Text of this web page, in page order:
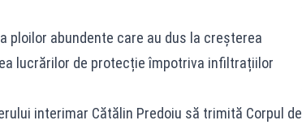
ploilor abundente care au dus la creșterea
lucrărilor de protecție împotriva infiltrațiilor
interimar Cătălin Predoiu să trimită Corpul de